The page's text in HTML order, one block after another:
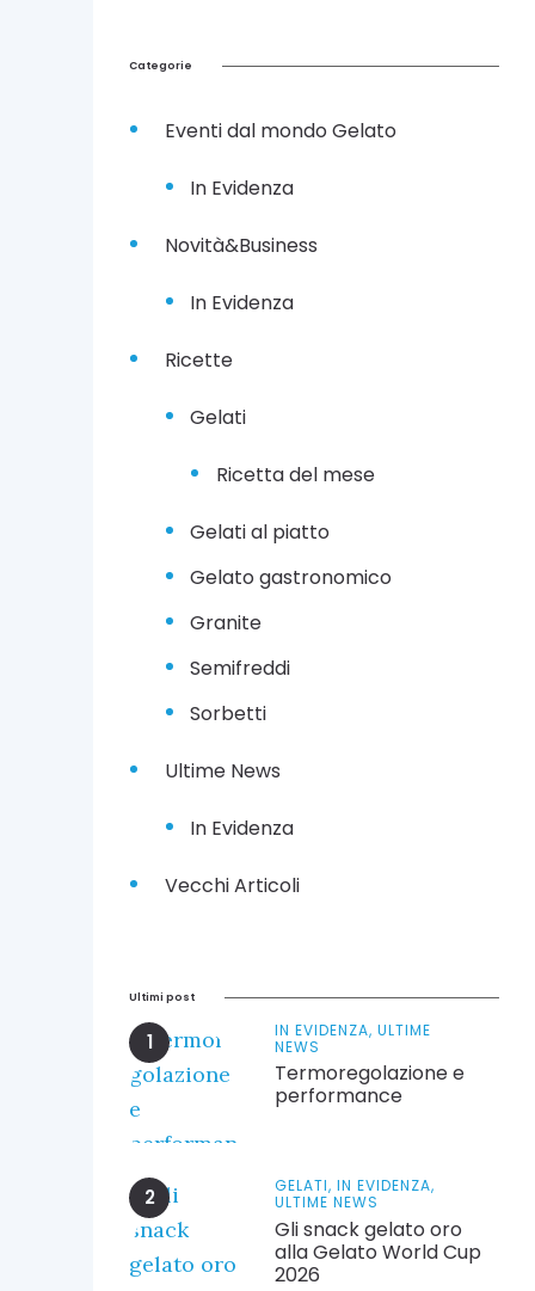
1
i
n
2
0
Categorie
Eventi dal mondo Gelato
In Evidenza
Novità&Business
In Evidenza
Ricette
Gelati
Ricetta del mese
Gelati al piatto
Gelato gastronomico
Granite
Semifreddi
Sorbetti
Ultime News
In Evidenza
Vecchi Articoli
Ultimi post
IN EVIDENZA, ULTIME
NEWS
Termoregolazione e
performance
GELATI, IN EVIDENZA,
ULTIME NEWS
Gli snack gelato oro
alla Gelato World Cup
2026